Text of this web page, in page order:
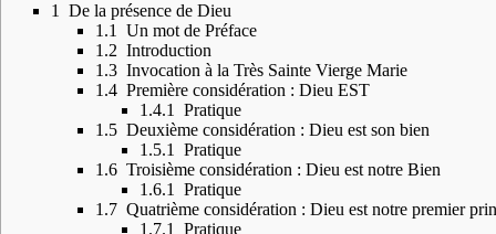
1 De la présence de Dieu
1.1 Un mot de Préface
1.2 Introduction
1.3 Invocation à la Très Sainte Vierge Marie
1.4 Première considération : Dieu EST
1.4.1 Pratique
1.5 Deuxième considération : Dieu est son bien
1.5.1 Pratique
1.6 Troisième considération : Dieu est notre Bien
1.6.1 Pratique
1.7 Quatrième considération : Dieu est notre premier
1.7.1 Pratique